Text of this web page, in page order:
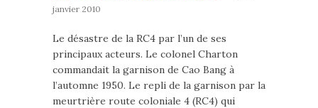
janvier 2010
Le désastre de la RC4 par l’un de ses
principaux acteurs. Le colonel Charton
commandait la garnison de Cao Bang à
l’automne 1950. Le repli de la garnison par la
meurtrière route coloniale 4 (RC4) qui